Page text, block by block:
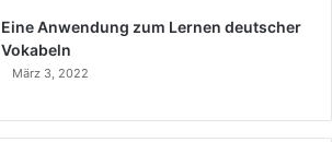
Eine Anwendung zum Lernen deutscher
Vokabeln
März 3, 2022